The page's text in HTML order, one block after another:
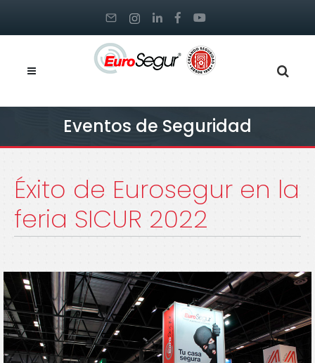
Eventos de Seguridad
Éxito de Eurosegur en la
feria SICUR 2022